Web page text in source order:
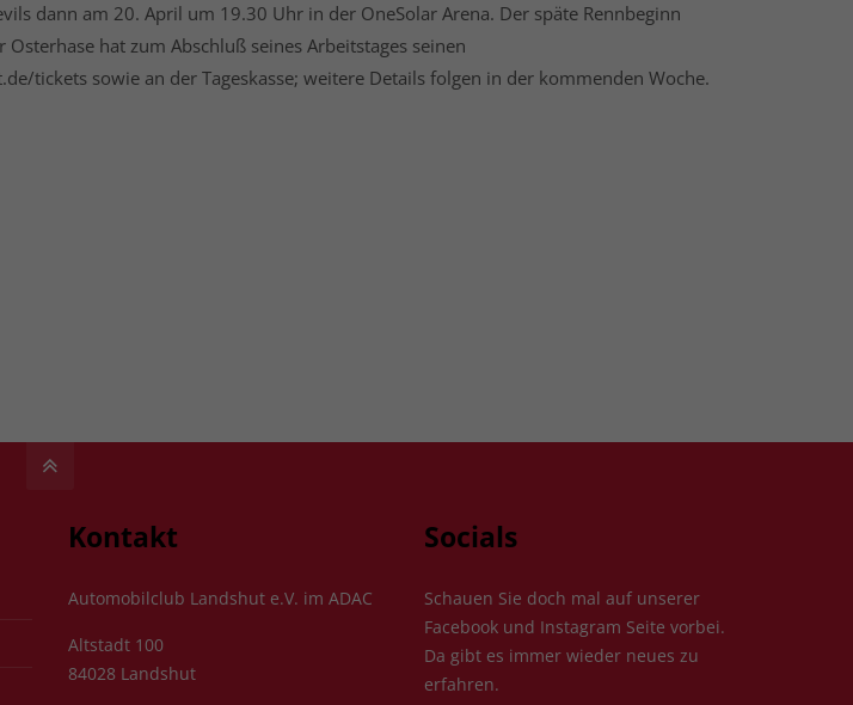
dann am 20. April um 19.30 Uhr in der OneSolar Arena. Der späte Rennbeginn
hat zum Abschluß seines Arbeitstages seinen
tickets sowie an der Tageskasse; weitere Details folgen in der kommenden Woche.
Kontakt
Automobilclub Landshut e.V. im ADAC
Altstadt 100
84028 Landshut
Socials
Schauen Sie doch mal auf unserer
Facebook und Instagram Seite vorbei.
Da gibt es immer wieder neues zu
erfahren.